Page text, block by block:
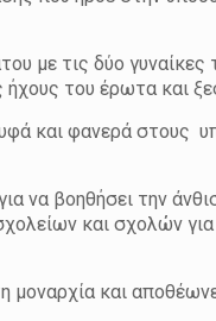
με τις δύο
του έρωτα και
και φανερά στους
να βοηθήσει την
και σχολών
και